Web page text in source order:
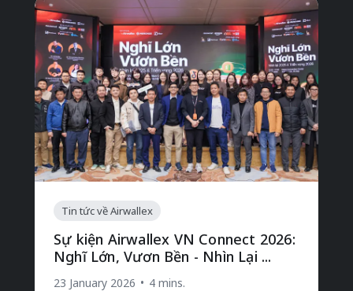
Tin tức về Airwallex
Sự kiện Airwallex VN Connect 2026:
Nghĩ Lớn, Vươn Bền - Nhìn Lại ...
23 January 2026 • 4 mins.